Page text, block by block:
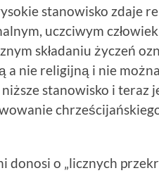
stanowisko zdaje
uczciwym
składaniu życzeń
nie religijną i nie
stanowisko i teraz
donosi o „licznych